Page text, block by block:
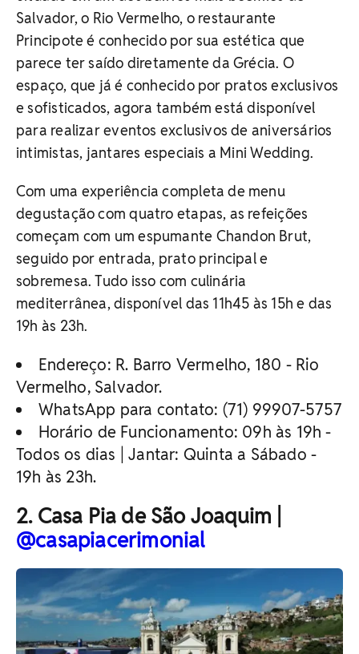
Salvador, o Rio Vermelho, o restaurante
Principote é conhecido por sua estética que
parece ter saído diretamente da Grécia. O
espaço, que já é conhecido por pratos exclusivos
e sofisticados, agora também está disponível
para realizar eventos exclusivos de aniversários
intimistas, jantares especiais a Mini Wedding.
Com uma experiência completa de menu
degustação com quatro etapas, as refeições
começam com um espumante Chandon Brut,
seguido por entrada, prato principal e
sobremesa. Tudo isso com culinária
mediterrânea, disponível das 11h45 às 15h e das
19h às 23h.
Endereço: R. Barro Vermelho, 180 - Rio
Vermelho, Salvador.
WhatsApp para contato: (71) 99907-5757
Horário de Funcionamento: 09h às 19h -
Todos os dias | Jantar: Quinta a Sábado -
19h às 23h.
2. Casa Pia de São Joaquim |
@casapiacerimonial